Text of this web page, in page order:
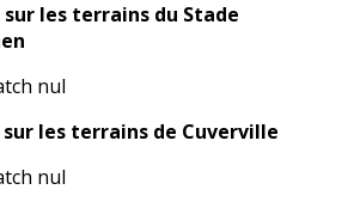
sur les terrains du Stade
nul
les terrains de Cuverville
nul